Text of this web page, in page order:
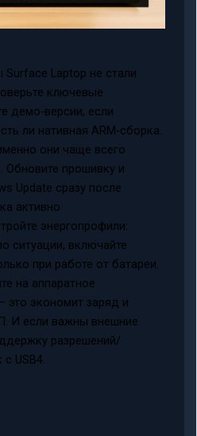
Laptop не стали
ключевые
демо‑версии, если
ли нативная ARM‑сборка.
они чаще всего
Обновите прошивку и
Update сразу после
активно
энергопрофили:
ситуации, включайте
при работе от батареи.
на аппаратное
это экономит заряд и
И если важны внешние
разрешений/
USB4.